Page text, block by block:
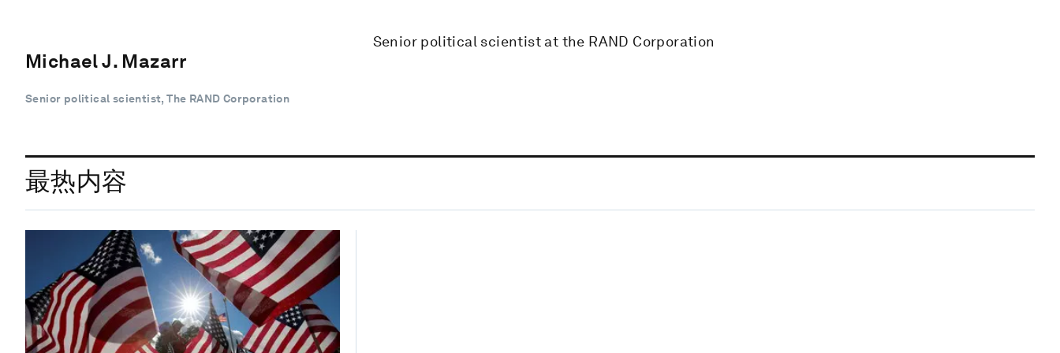
Michael J. Mazarr
Senior political scientist, The RAND Corporation
Senior political scientist at the RAND Corporation
最热内容